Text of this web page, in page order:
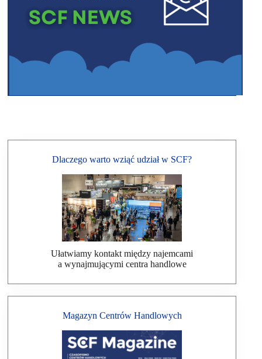
Dlaczego warto wziąć udział w SCF?
Ułatwiamy kontakt między najemcami
a wynajmującymi centra handlowe
Magazyn Centrów Handlowych